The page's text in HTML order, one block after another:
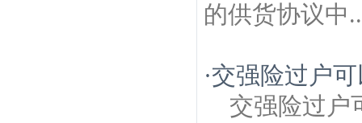
的供货协议中
·交强险过户
交强险过户